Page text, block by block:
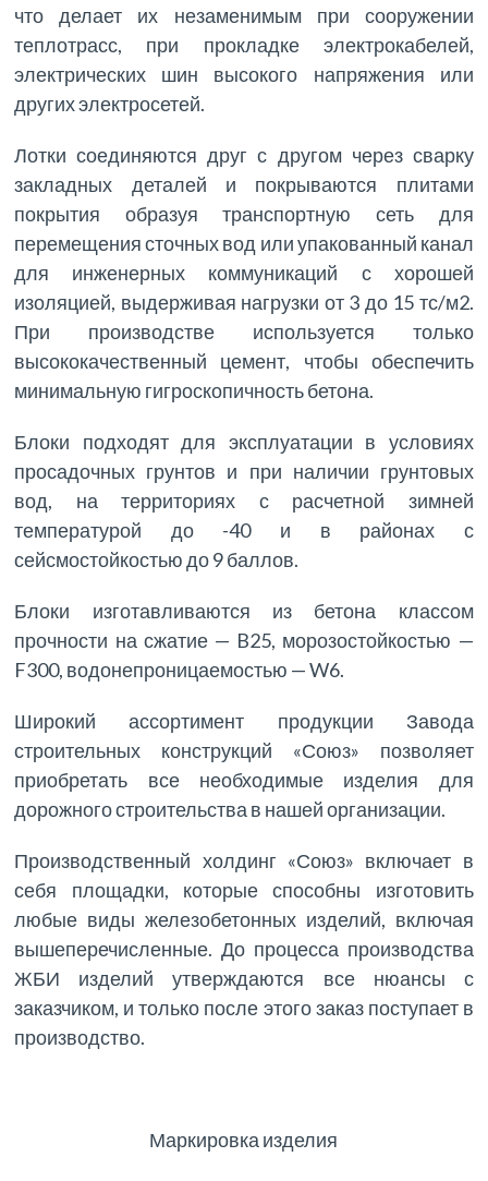
что делает их незаменимым при сооружении
теплотрасс, при прокладке электрокабелей,
электрических шин высокого напряжения или
других электросетей.
Лотки соединяются друг с другом через сварку
закладных деталей и покрываются плитами
покрытия образуя транспортную сеть для
перемещения сточных вод или упакованный канал
для инженерных коммуникаций с хорошей
изоляцией, выдерживая нагрузки от 3 до 15 тс/м2.
При производстве используется только
высококачественный цемент, чтобы обеспечить
минимальную гигроскопичность бетона.
Блоки подходят для эксплуатации в условиях
просадочных грунтов и при наличии грунтовых
вод, на территориях с расчетной зимней
температурой до -40 и в районах с
сейсмостойкостью до 9 баллов.
Блоки изготавливаются из бетона классом
прочности на сжатие — B25, морозостойкостью —
F300, водонепроницаемостью — W6.
Широкий ассортимент продукции Завода
строительных конструкций «Союз» позволяет
приобретать все необходимые изделия для
дорожного строительства в нашей организации.
Производственный холдинг «Союз» включает в
себя площадки, которые способны изготовить
любые виды железобетонных изделий, включая
вышеперечисленные. До процесса производства
ЖБИ изделий утверждаются все нюансы с
заказчиком, и только после этого заказ поступает в
производство.
Маркировка изделия